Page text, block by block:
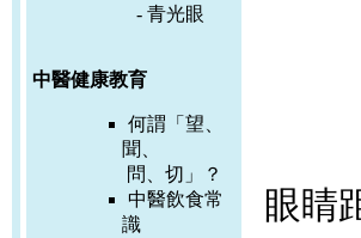
- 青光眼
中醫健康教育
何謂「望、
聞、
問、切」？
中醫飲食常
識
眼睛